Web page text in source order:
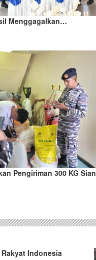
Menggagalkan…
Pengiriman 300 KG
Rakyat Indonesia